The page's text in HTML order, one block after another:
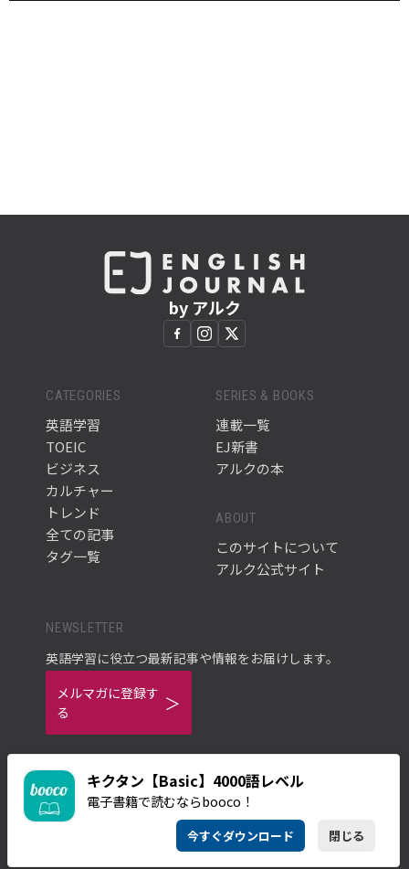
キクタン【Basic】4000語レベル
電子書籍で読むならbooco！
今すぐダウンロード 閉じる
by アルク
CATEGORIES
英語学習
TOEIC
ビジネス
カルチャー
トレンド
全ての記事
タグ一覧
SERIES & BOOKS
連載一覧
EJ新書
アルクの本
ABOUT
このサイトについて
アルク公式サイト
NEWSLETTER
英語学習に役立つ最新記事や情報をお届けします。
メルマガに登録す
る
ご利用規約
プライバシーポリシー